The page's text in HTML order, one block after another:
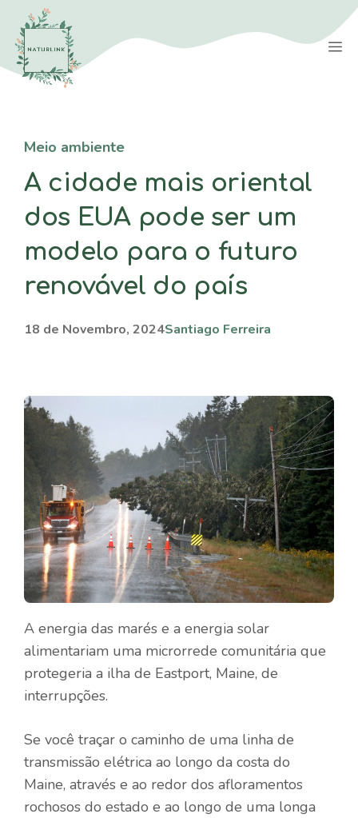
Saltar
para
conteúdo
Meio ambiente
A cidade mais oriental
dos EUA pode ser um
modelo para o futuro
renovável do país
18 de Novembro, 2024Santiago Ferreira
A energia das marés e a energia solar
alimentariam uma microrrede comunitária que
protegeria a ilha de Eastport, Maine, de
interrupções.
Se você traçar o caminho de uma linha de
transmissão elétrica ao longo da costa do
Maine, através e ao redor dos afloramentos
rochosos do estado e ao longo de uma longa